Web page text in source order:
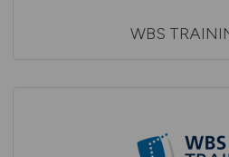
WBS